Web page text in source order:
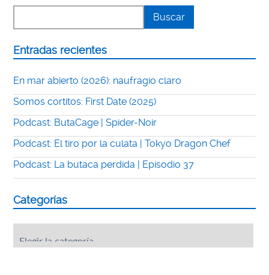
Entradas recientes
En mar abierto (2026): naufragio claro
Somos cortitos: First Date (2025)
Podcast: ButaCage | Spider-Noir
Podcast: El tiro por la culata | Tokyo Dragon Chef
Podcast: La butaca perdida | Episodio 37
Categorías